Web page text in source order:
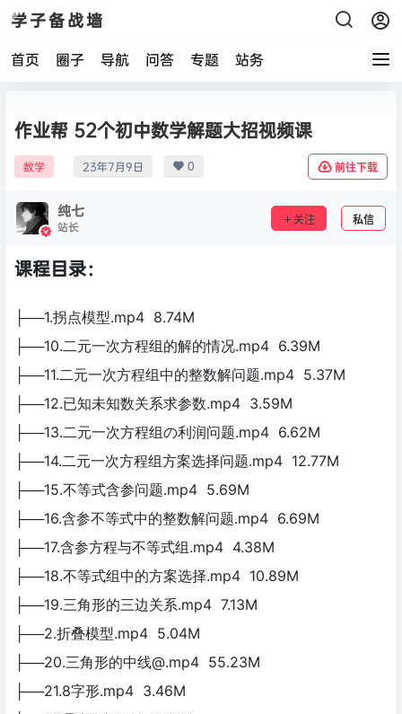
学子备战墙
首页 圈子 导航 问答 专题 站务
作业帮 52个初中数学解题大招视频课
数学 23年7月9日 0 前往下载
纯七
站长 关注 私信
课程目录：
├──1.拐点模型.mp4 8.74M
├──10.二元一次方程组的解的情况.mp4 6.39M
├──11.二元一次方程组中的整数解问题.mp4 5.37M
├──12.已知未知数关系求参数.mp4 3.59M
├──13.二元一次方程组の利润问题.mp4 6.62M
├──14.二元一次方程组方案选择问题.mp4 12.77M
├──15.不等式含参问题.mp4 5.69M
├──16.含参不等式中的整数解问题.mp4 6.69M
├──17.含参方程与不等式组.mp4 4.38M
├──18.不等式组中的方案选择.mp4 10.89M
├──19.三角形的三边关系.mp4 7.13M
├──2.折叠模型.mp4 5.04M
├──20.三角形的中线@.mp4 55.23M
├──21.8字形.mp4 3.46M